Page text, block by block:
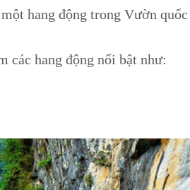
hang động trong Vườn
các hang động nổi bật như: